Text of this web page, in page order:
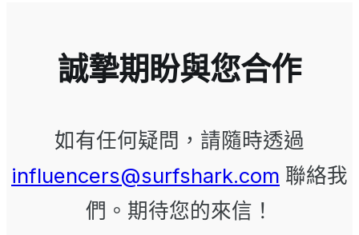
誠摯期盼與您合作
如有任何疑問，請隨時透過
influencers@surfshark.com 聯絡我
們。期待您的來信！